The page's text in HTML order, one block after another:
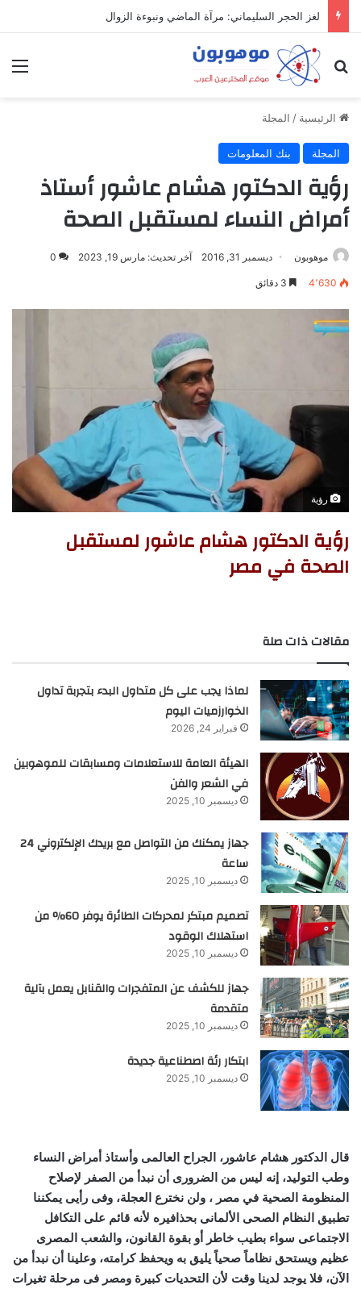
لغز الحجر السليماني: مرآة الماضي ونبوءة الزوال
بحث عن
الرئيسية / المجلة
المجلة بنك المعلومات
رؤية الدكتور هشام عاشور أستاذ
أمراض النساء لمستقبل الصحة
موهوبون ديسمبر 31, 2016 آخر تحديث: مارس 19, 2023 0
4٬630
رؤية
رؤية الدكتور هشام عاشور لمستقبل
الصحة في مصر
مقالات ذات صلة
لماذا يجب على كل متداول البدء بتجربة تداول
الخوارزميات اليوم
فبراير 24, 2026
الهيئة العامة للاستعلامات ومسابقات للموهوبين
في الشعر والفن
ديسمبر 10, 2025
جهاز يمكنك من التواصل مع بريدك الإلكتروني 24
ساعة
ديسمبر 10, 2025
تصميم مبتكر لمحركات الطائرة يوفر 60% من
استهلاك الوقود
ديسمبر 10, 2025
جهاز للكشف عن المتفجرات والقنابل يعمل بآلية
متقدمة
ديسمبر 10, 2025
ابتكار رئة اصطناعية جديدة
ديسمبر 10, 2025
قال الدكتور هشام عاشور، الجراح العالمى وأستاذ أمراض النساء
وطب التوليد، إنه ليس من الضرورى أن نبدأ من الصفر لإصلاح
المنظومة الصحية في مصر ، ولن نخترع العجلة، وفى رأيى يمكننا
تطبيق النظام الصحى الألمانى بحذافيره لأنه قائم على التكافل
الاجتماعى سواء بطيب خاطر أو بقوة القانون، والشعب المصرى
عظيم ويستحق نظاماً صحياً يليق به ويحفظ كرامته، وعلينا أن نبدأ من
الآن، فلا يوجد لدينا وقت لأن التحديات كبيرة ومصر فى مرحلة تغيرات